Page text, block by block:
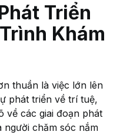
Triển
Khám
thuần là việc lớn lên
phát triển về trí tuệ,
về các giai đoạn phát
người chăm sóc nắm